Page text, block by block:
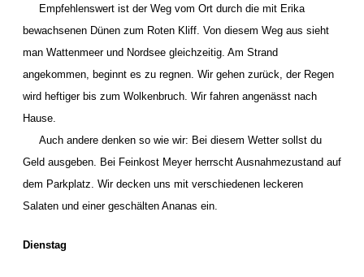
Empfehlenswert ist der Weg vom Ort durch die mit Erika
bewachsenen Dünen zum Roten Kliff. Von diesem Weg aus sieht
man Wattenmeer und Nordsee gleichzeitig. Am Strand
angekommen, beginnt es zu regnen. Wir gehen zurück, der Regen
wird heftiger bis zum Wolkenbruch. Wir fahren angenässt nach
Hause.
Auch andere denken so wie wir: Bei diesem Wetter sollst du
Geld ausgeben. Bei Feinkost Meyer herrscht Ausnahmezustand auf
dem Parkplatz. Wir decken uns mit verschiedenen leckeren
Salaten und einer geschälten Ananas ein.
Dienstag